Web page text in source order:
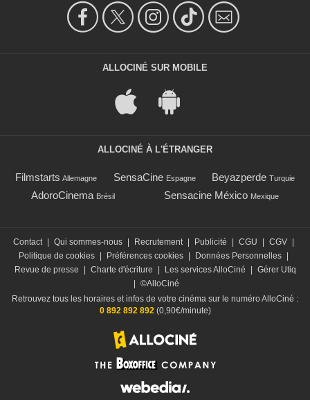
ALLOCINÉ SUR MOBILE
ALLOCINÉ À L'ÉTRANGER
Filmstarts Allemagne SensaCine Espagne Beyazperde Turquie
AdoroCinema Brésil Sensacine México Mexique
Contact Qui sommes-nous Recrutement Publicité CGU CGV
Politique de cookies
Préférences cookies Données Personnelles
Revue de presse
Charte d'écriture Les services AlloCiné
Gérer Utiq
©AlloCiné
Retrouvez tous les horaires et infos de votre cinéma sur le numéro AlloCiné :
0 892 892 892(0,90€/minute)